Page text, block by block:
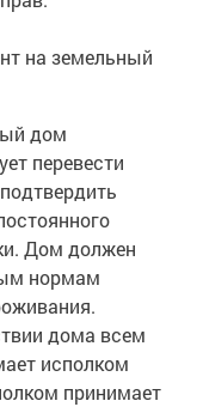
на земельный
дом
перевести
Дом должен
нормам
дома всем
исполком
принимает